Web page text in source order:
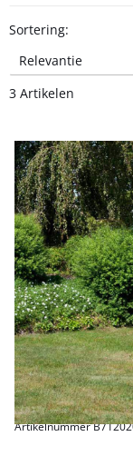
Sortering:
3 Artikelen
Artikelnummer